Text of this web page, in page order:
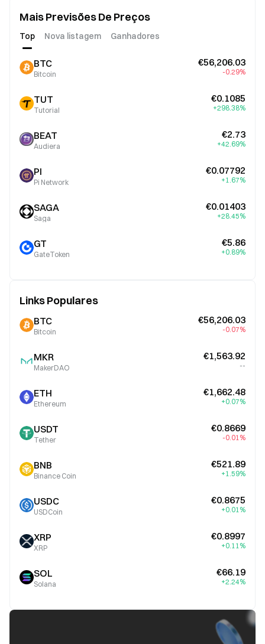
Mais Previsões De Preços
Top Nova listagem Ganhadores
BTC
Bitcoin
€56,206.03
-0.29%
TUT
Tutorial
€0.1085
+298.38%
BEAT
Audiera
€2.73
+42.69%
PI
Pi Network
€0.07792
+1.67%
SAGA
Saga
€0.01403
+28.45%
GT
GateToken
€5.86
+0.89%
Links Populares
BTC
Bitcoin
€56,206.03
-0.07%
MKR
MakerDAO
€1,563.92
--
ETH
Ethereum
€1,662.48
+0.07%
USDT
Tether
€0.8669
-0.01%
BNB
Binance Coin
€521.89
+1.59%
USDC
USDCoin
€0.8675
+0.01%
XRP
XRP
€0.8997
+0.11%
SOL
Solana
€66.19
+2.24%